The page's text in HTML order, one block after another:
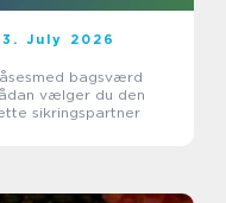
July 2026
bagsværd
vælger du den
sikringspartner